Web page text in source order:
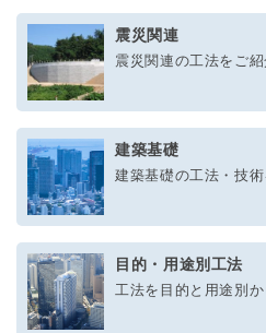
震災関連
震災関連の工法をご紹
建築基礎
建築基礎の工法・技
目的・用途別工法
工法を目的と用途別か